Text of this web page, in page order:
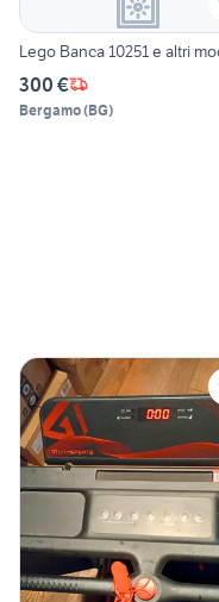
Lego Banca 10251 e altri
300 €
Bergamo(BG)